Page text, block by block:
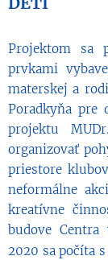
Projektom sa
prvkami
materskej a
Poradkyňa pre
projektu
organizovať
priestore
neformálne
kreatívne
budove
2020 sa počíta